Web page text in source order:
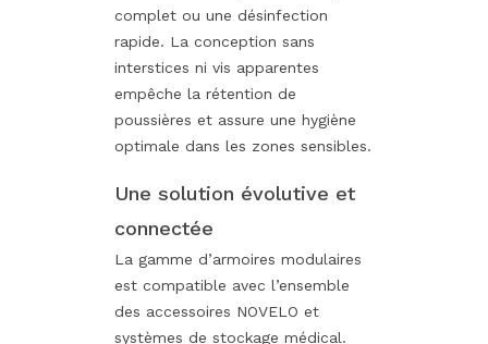
complet ou une désinfection
rapide. La conception sans
interstices ni vis apparentes
empêche la rétention de
poussières et assure une hygiène
optimale dans les zones sensibles.
Une solution évolutive et
connectée
La gamme d’armoires modulaires
est compatible avec l’ensemble
des accessoires NOVELO et
systèmes de stockage médical.